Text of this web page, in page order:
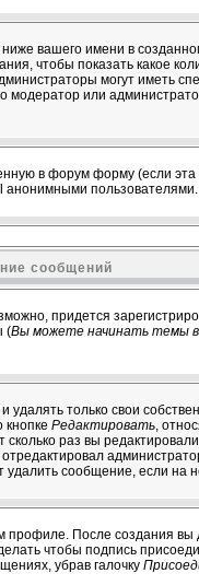
вашего имени в
чтобы показать какое
могут иметь
или
в форум форму (если
анонимными пользователями.
сообщений
придется
(Вы можете начинать темы
только свои
кнопке Редактировать,
раз вы
сообщение, если на
После создания вы
чтобы подпись
убрав галочку